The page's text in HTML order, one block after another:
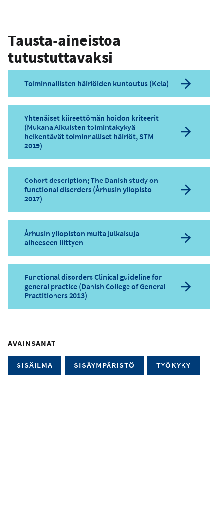
Tausta-aineistoa
tutustuttavaksi
Toiminnallisten häiriöiden kuntoutus (Kela)
Yhtenäiset kiireettömän hoidon kriteerit
(Mukana Aikuisten toimintakykyä
heikentävät toiminnalliset häiriöt, STM
2019)
Cohort description; The Danish study on
functional disorders (Århusin yliopisto
2017)
Århusin yliopiston muita julkaisuja
aiheeseen liittyen
Functional disorders Clinical guideline for
general practice (Danish College of General
Practitioners 2013)
AVAINSANAT
SISÄILMA SISÄYMPÄRISTÖ TYÖKYKY